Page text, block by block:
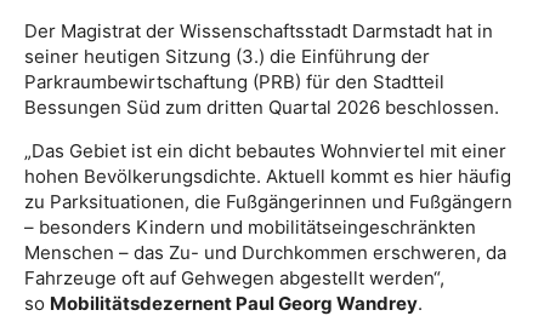
Der Magistrat der Wissenschaftsstadt Darmstadt hat in
seiner heutigen Sitzung (3.) die Einführung der
Parkraumbewirtschaftung (PRB) für den Stadtteil
Bessungen Süd zum dritten Quartal 2026 beschlossen.
„Das Gebiet ist ein dicht bebautes Wohnviertel mit einer
hohen Bevölkerungsdichte. Aktuell kommt es hier häufig
zu Parksituationen, die Fußgängerinnen und Fußgängern
– besonders Kindern und mobilitätseingeschränkten
Menschen – das Zu- und Durchkommen erschweren, da
Fahrzeuge oft auf Gehwegen abgestellt werden“,
so Mobilitätsdezernent Paul Georg Wandrey.